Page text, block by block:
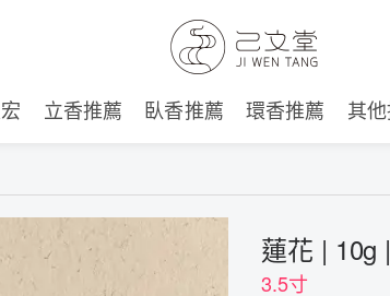
立香推薦 臥香推薦 環香推薦 其
蓮花 | 10g
3.5寸